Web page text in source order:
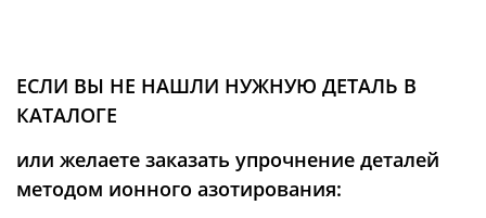
ЕСЛИ ВЫ НЕ НАШЛИ НУЖНУЮ ДЕТАЛЬ В
КАТАЛОГЕ
или желаете заказать упрочнение деталей
методом ионного азотирования: